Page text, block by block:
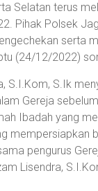
Selatan terus
Pihak Polsek
serta
(24/12/2022)
S.Ik
Gereja
Ibadah yang
mempersiapkan
pengurus
Lisendra,